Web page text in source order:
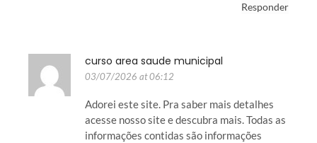
Responder
curso area saude municipal
03/07/2026 at 06:12
Adorei este site. Pra saber mais detalhes
acesse nosso site e descubra mais. Todas as
informações contidas são informações